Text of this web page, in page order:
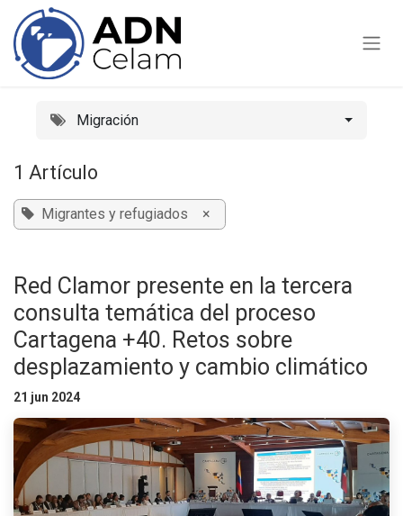
Ir al contenido
Migración
1 Artículo
Migrantes y refugiados ×
Red Clamor presente en la tercera
consulta temática del proceso
Cartagena +40. Retos sobre
desplazamiento y cambio climático
21 jun 2024